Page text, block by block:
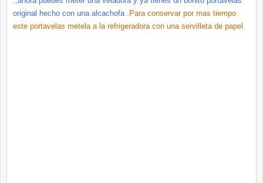
original hecho con una alcachofa . Para conservar por mas tiempo
este portavelas metela a la refrigeradora con una servilleta de papel.